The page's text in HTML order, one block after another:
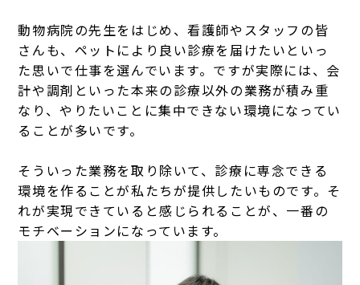
動物病院の先生をはじめ、看護師やスタッフの皆
さんも、ペットにより良い診療を届けたいといっ
た思いで仕事を選んでいます。ですが実際には、会
計や調剤といった本来の診療以外の業務が積み重
なり、やりたいことに集中できない環境になってい
ることが多いです。
そういった業務を取り除いて、診療に専念できる
環境を作ることが私たちが提供したいものです。そ
れが実現できていると感じられることが、一番の
モチベーションになっています。